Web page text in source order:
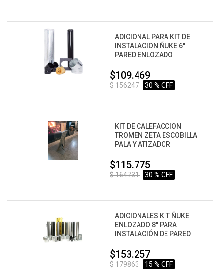
ADICIONAL PARA KIT DE
INSTALACION ÑUKE 6"
PARED ENLOZADO
$109.469
$ 156247 30 % OFF
KIT DE CALEFACCION
TROMEN ZETA ESCOBILLA
PALA Y ATIZADOR
$115.775
$ 164731 30 % OFF
ADICIONALES KIT ÑUKE
ENLOZADO 8" PARA
INSTALACIÓN DE PARED
$153.257
$ 179863 15 % OFF